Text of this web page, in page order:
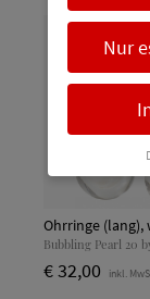
Ohrringe (lang),
Bubbling Pearl 20
€ 32,00 inkl.
Nur